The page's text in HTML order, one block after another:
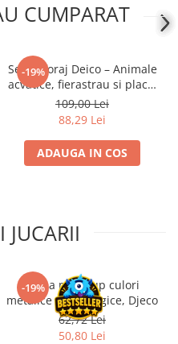
si
CUMPARAT
-19%
Set traforaj Deico – Animale
acvatice, fierastrau si placaj
(8+)
109,00 Lei
88,29 Lei
ADAUGA IN COS
JUCARII
-19%
Trusa make-up culori
metalice non alergice, Djeco
62,72 Lei
50,80 Lei